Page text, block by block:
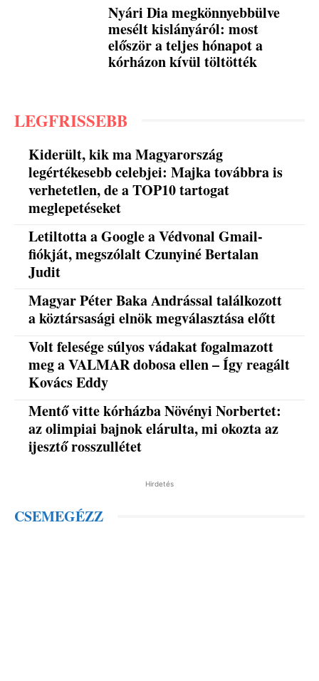
Nyári Dia megkönnyebbülve
mesélt kislányáról: most
először a teljes hónapot a
kórházon kívül töltötték
LEGFRISSEBB
Kiderült, kik ma Magyarország
legértékesebb celebjei: Majka továbbra is
verhetetlen, de a TOP10 tartogat
meglepetéseket
Letiltotta a Google a Védvonal Gmail-
fiókját, megszólalt Czunyiné Bertalan
Judit
Magyar Péter Baka Andrással találkozott
a köztársasági elnök megválasztása előtt
Volt felesége súlyos vádakat fogalmazott
meg a VALMAR dobosa ellen – Így reagált
Kovács Eddy
Mentő vitte kórházba Növényi Norbertet:
az olimpiai bajnok elárulta, mi okozta az
ijesztő rosszullétet
Hirdetés
CSEMEGÉZZ